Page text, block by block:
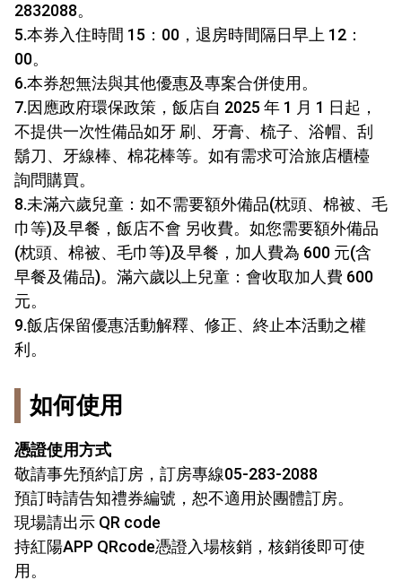
2832088。
5.本券入住時間 15：00，退房時間隔日早上 12：
00。
6.本券恕無法與其他優惠及專案合併使用。
7.因應政府環保政策，飯店自 2025 年 1 月 1 日起，
不提供一次性備品如牙 刷、牙膏、梳子、浴帽、刮
鬍刀、牙線棒、棉花棒等。如有需求可洽旅店櫃檯
詢問購買。
8.未滿六歲兒童：如不需要額外備品(枕頭、棉被、毛
巾等)及早餐，飯店不會 另收費。如您需要額外備品
(枕頭、棉被、毛巾等)及早餐，加人費為 600 元(含
早餐及備品)。滿六歲以上兒童：會收取加人費 600
元。
9.飯店保留優惠活動解釋、修正、終止本活動之權
利。
如何使用
憑證使用方式
敬請事先預約訂房，訂房專線05-283-2088
預訂時請告知禮券編號，恕不適用於團體訂房。
現場請出示 QR code
持紅陽APP QRcode憑證入場核銷，核銷後即可使
用。